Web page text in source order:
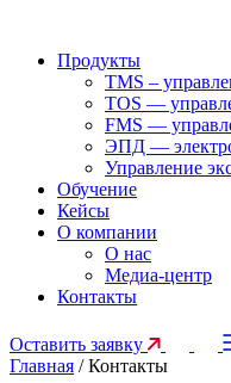
Продукты
TMS –
TOS —
FMS —
ЭПД —
Управление
Обучение
Кейсы
О компании
О нас
Медиа-центр
Контакты
Оставить заявку
Главная / Контакты